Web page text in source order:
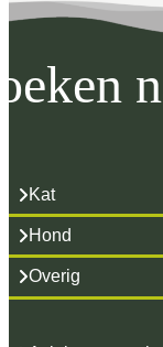
Kat
Hond
Overig